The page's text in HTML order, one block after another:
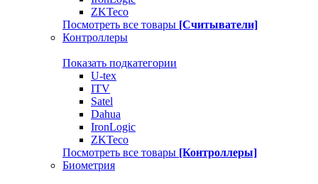
ZKTeco
Посмотреть все товары [Считыватели]
Контроллеры
Показать подкатегории
U-tex
ITV
Satel
Dahua
IronLogic
ZKTeco
Посмотреть все товары [Контроллеры]
Биометрия